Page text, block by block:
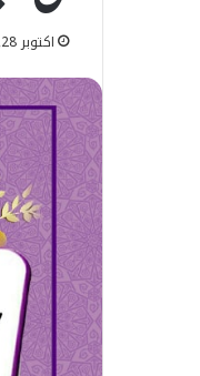
اکتوبر 28, 2022